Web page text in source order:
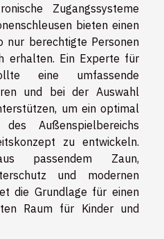
Zugangssysteme
bieten einen
nur berechtigte Personen
erhalten. Ein Experte für
eine umfassende
und bei der Auswahl
um ein optimal
Außenspielbereichs
zu entwickeln.
passendem Zaun,
und modernen
die Grundlage für einen
Raum für Kinder und